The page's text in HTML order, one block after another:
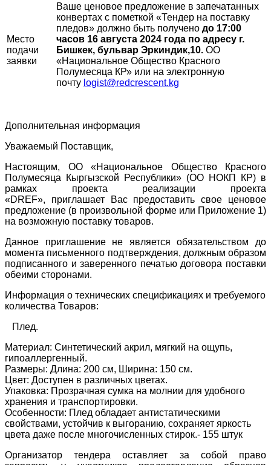
Место
подачи
заявки
Ваше ценовое предложение в запечатанных
конвертах с пометкой «Тендер на поставку
пледов» должно быть получено до 17:00
часов 16 августа 2024 года по адресу г.
Бишкек, бульвар Эркиндик,10. ОО
«Национальное Общество Красного
Полумесяца КР» или на электронную
почту logist@redcrescent.kg
Дополнительная информация
Уважаемый Поставщик,
Настоящим, ОО «Национальное Общество Красного
Полумесяца Кыргызской Республики» (ОО НОКП КР) в
рамках проекта реализации проекта
«DREF», приглашает Вас предоставить свое ценовое
предложение (в произвольной форме или Приложение 1)
на возможную поставку товаров.
Данное приглашение не является обязательством до
момента письменного подтверждения, должным образом
подписанного и заверенного печатью договора поставки
обеими сторонами.
Информация о технических спецификациях и требуемого
количества Товаров:
Плед.
Материал: Синтетический акрил, мягкий на ощупь,
гипоаллергенный.
Размеры: Длина: 200 см, Ширина: 150 см.
Цвет: Доступен в различных цветах.
Упаковка: Прозрачная сумка на молнии для удобного
хранения и транспортировки.
Особенности: Плед обладает антистатическими
свойствами, устойчив к выгоранию, сохраняет яркость
цвета даже после многочисленных стирок.- 155 штук
Организатор тендера оставляет за собой право